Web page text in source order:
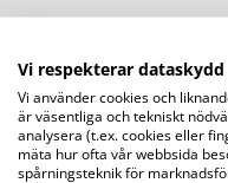
Vi respekterar dataskydd
Vi använder cookies och
är väsentliga och tekniskt
analysera (t.ex. cookies eller
mäta hur ofta vår webbsida
spårningsteknik för